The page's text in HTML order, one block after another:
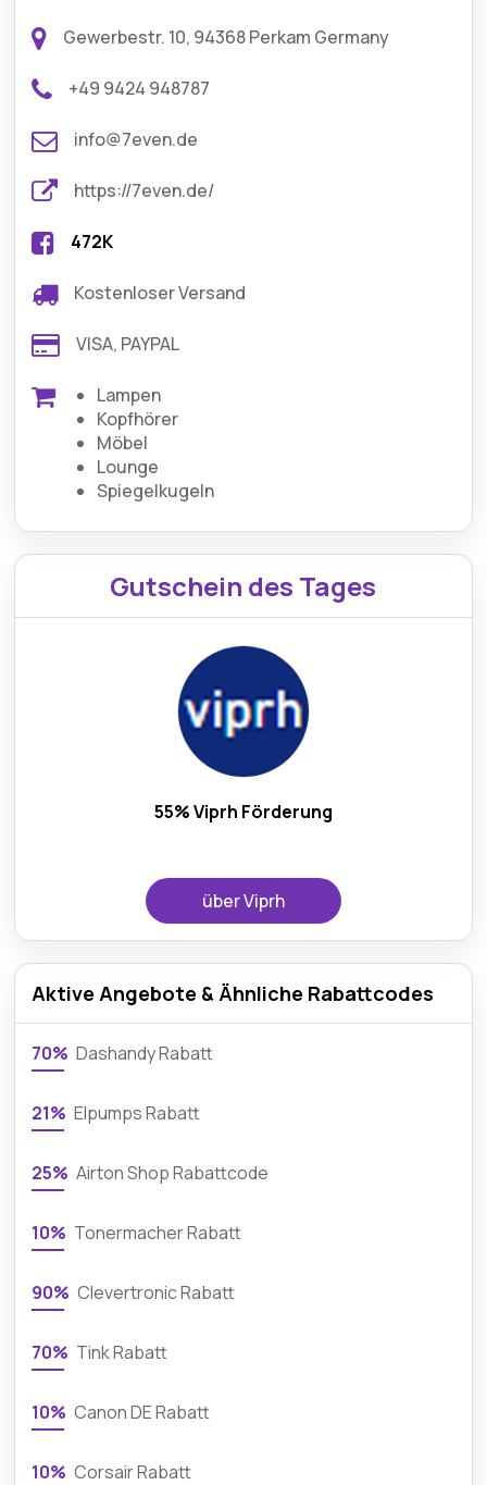
Gewerbestr. 10, 94368 Perkam Germany
+49 9424 948787
info@7even.de
https://7even.de/
472K
Kostenloser Versand
VISA, PAYPAL
Lampen
Kopfhörer
Möbel
Lounge
Spiegelkugeln
Gutschein des Tages
55% Viprh Förderung
über Viprh
Aktive Angebote & Ähnliche Rabattcodes
70% Dashandy Rabatt
21% Elpumps Rabatt
25% Airton Shop Rabattcode
10% Tonermacher Rabatt
90% Clevertronic Rabatt
70% Tink Rabatt
10% Canon DE Rabatt
10% Corsair Rabatt